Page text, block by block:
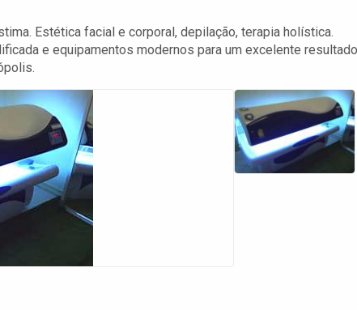
Estética facial e corporal, depilação, terapia holística.
e equipamentos modernos para um excelente